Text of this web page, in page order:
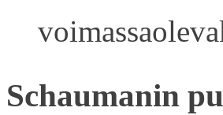
Schaumanin